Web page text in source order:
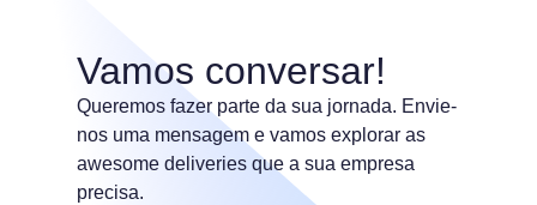
Vamos conversar!
Queremos fazer parte da sua jornada. Envie-
nos uma mensagem e vamos explorar as
awesome deliveries que a sua empresa
precisa.